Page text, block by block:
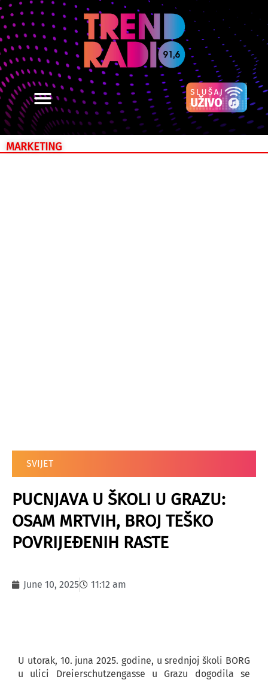
MARKETING
SVIJET
PUCNJAVA U ŠKOLI U GRAZU:
OSAM MRTVIH, BROJ TEŠKO
POVRIJEĐENIH RASTE
June 10, 2025 11:12 am
U utorak, 10. juna 2025. godine, u srednjoj školi BORG
u ulici Dreierschutzengasse u Grazu dogodila se